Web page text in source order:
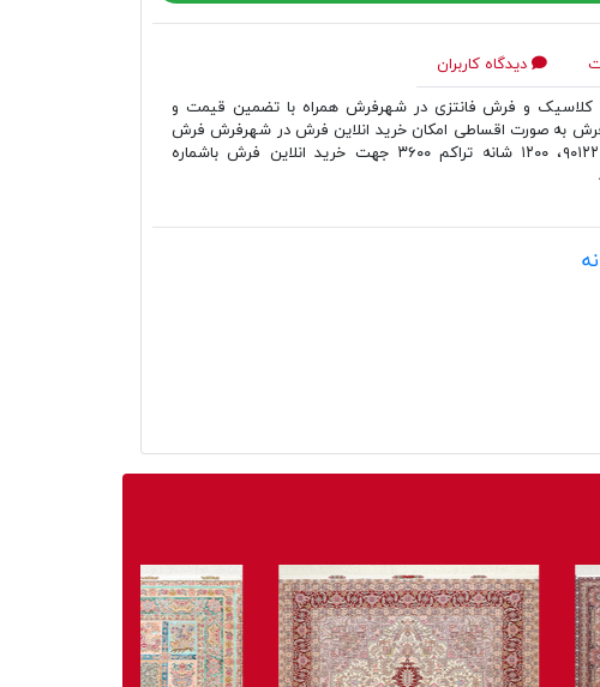
دیدگاه کاربران
و فرش فانتزی در شهرفرش همراه با تضمین قیمت و
به صورت اقساطی امکان خرید انلاین فرش در شهرفرش فرش
فانتزی ویتالی طرح وینتیج ۹۰۱۲۲، ۱۲۰۰ شانه تراکم ۳۶۰۰ جهت خرید انلاین فرش باشماره